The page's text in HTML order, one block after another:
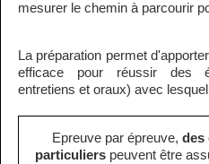
mesurer le chemin à parcourir
La préparation permet
efficace pour réussir des
entretiens et oraux) avec
Epreuve par épreuve, des
particulierspeuvent être